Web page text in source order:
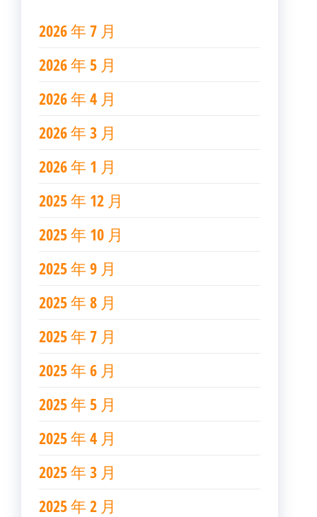
2026 年 7 月
2026 年 5 月
2026 年 4 月
2026 年 3 月
2026 年 1 月
2025 年 12 月
2025 年 10 月
2025 年 9 月
2025 年 8 月
2025 年 7 月
2025 年 6 月
2025 年 5 月
2025 年 4 月
2025 年 3 月
2025 年 2 月